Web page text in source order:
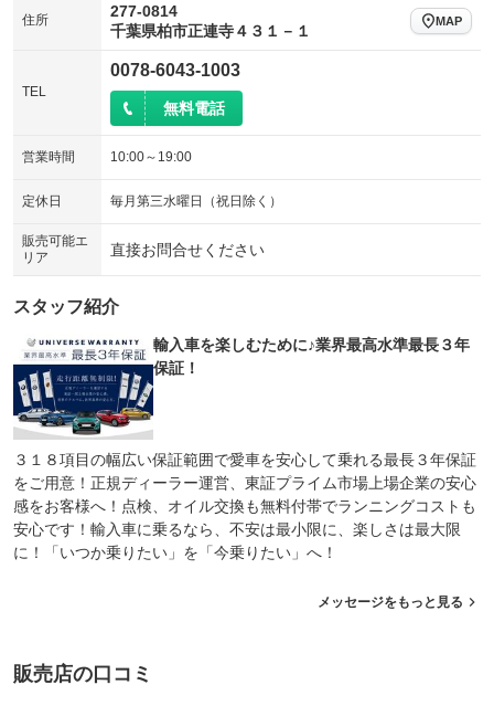
住所
277-0814
千葉県柏市正連寺４３１－１
MAP
TEL
0078-6043-1003
無料電話
営業時間 10:00～19:00
定休日 毎月第三水曜日（祝日除く）
販売可能エ
リア
直接お問合せください
スタッフ紹介
輸入車を楽しむために♪業界最高水準最長３年
保証！
３１８項目の幅広い保証範囲で愛車を安心して乗れる最長３年保証
をご用意！正規ディーラー運営、東証プライム市場上場企業の安心
感をお客様へ！点検、オイル交換も無料付帯でランニングコストも
安心です！輸入車に乗るなら、不安は最小限に、楽しさは最大限
に！「いつか乗りたい」を「今乗りたい」へ！
メッセージをもっと見る
販売店の口コミ